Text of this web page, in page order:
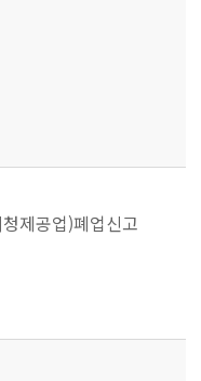
제공업)폐업신고